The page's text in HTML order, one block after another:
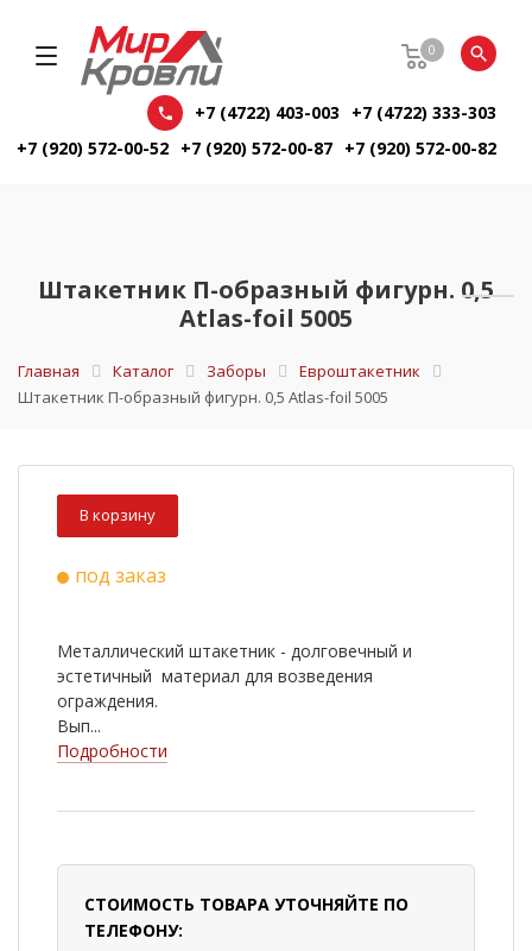
0
+7 (4722) 403-003
+7 (4722) 333-303
+7 (920) 572-00-52 +7 (920) 572-00-87 +7 (920) 572-00-82
Штакетник П-образный фигурн. 0,5
Atlas-foil 5005
Главная Каталог Заборы
Евроштакетник
Штакетник П-образный фигурн. 0,5 Atlas-foil 5005
В корзину
под заказ
Металлический штакетник - долговечный и
эстетичный материал для возведения
ограждения.
Вып...
Подробности
СТОИМОСТЬ ТОВАРА УТОЧНЯЙТЕ ПО
ТЕЛЕФОНУ: